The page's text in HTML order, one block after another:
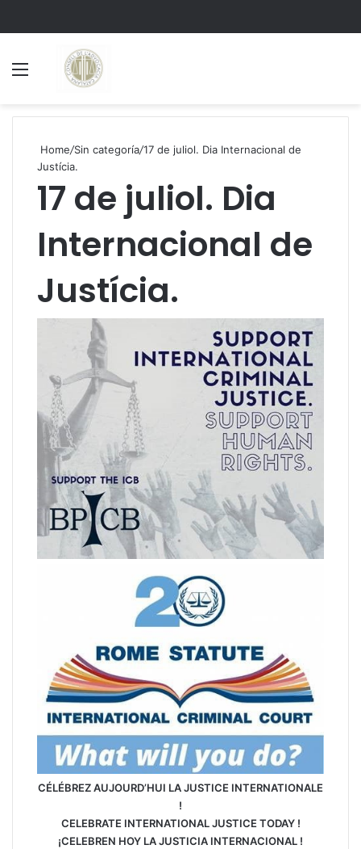
Home/Sin categoría/17 de juliol. Dia Internacional de
Justícia.
17 de juliol. Dia
Internacional de
Justícia.
CÉLÉBREZ AUJOURD’HUI LA JUSTICE INTERNATIONALE
!
CELEBRATE INTERNATIONAL JUSTICE TODAY !
¡CELEBREN HOY LA JUSTICIA INTERNACIONAL !